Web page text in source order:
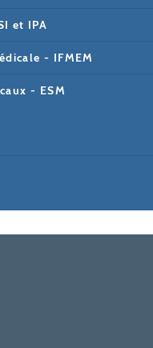
et IPA
- IFMEM
- ESM